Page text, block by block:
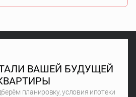
ВАШЕЙ БУДУЩЕЙ
планировку, условия ипотеки